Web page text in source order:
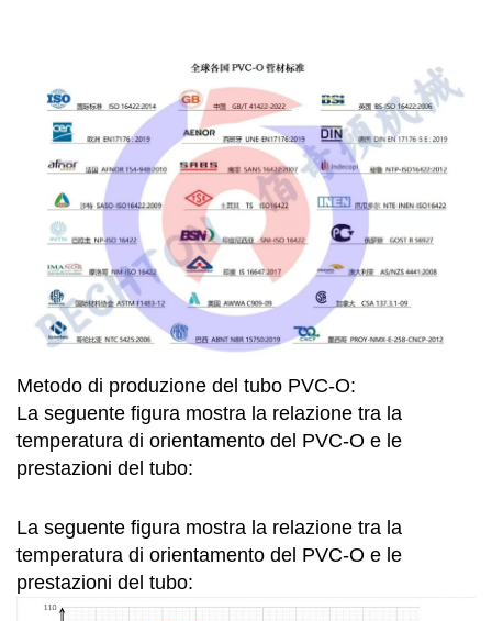
Metodo di produzione del tubo PVC-O:
La seguente figura mostra la relazione tra la
temperatura di orientamento del PVC-O e le
prestazioni del tubo:
La seguente figura mostra la relazione tra la
temperatura di orientamento del PVC-O e le
prestazioni del tubo: